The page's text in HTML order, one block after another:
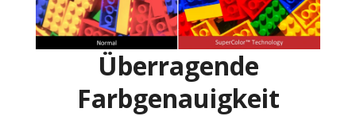
Überragende
Farbgenauigkeit